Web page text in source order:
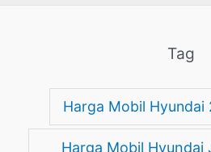
Tag
Harga Mobil Hyundai
Harga Mobil Hyundai